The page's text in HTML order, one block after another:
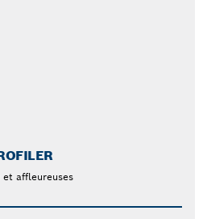
affleureuses